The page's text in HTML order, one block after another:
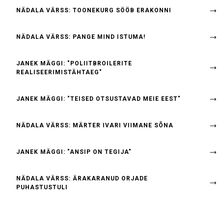
NÄDALA VÄRSS: TOONEKURG SÖÖB ERAKONNI
NÄDALA VÄRSS: PANGE MIND ISTUMA!
JANEK MÄGGI: "POLIITBROILERITE
REALISEERIMISTÄHTAEG"
JANEK MÄGGI: "TEISED OTSUSTAVAD MEIE EEST"
NÄDALA VÄRSS: MÄRTER IVARI VIIMANE SÕNA
JANEK MÄGGI: "ANSIP ON TEGIJA"
NÄDALA VÄRSS: ÄRAKARANUD ORJADE
PUHASTUSTULI